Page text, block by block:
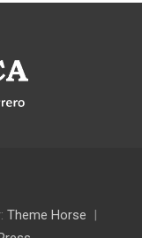
Theme Horse